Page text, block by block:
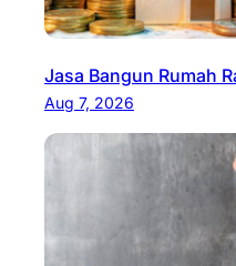
Jasa Bangun Rumah
Aug 7, 2026